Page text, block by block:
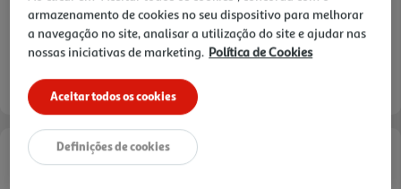
Características
armazenamento de cookies no seu dispositivo para melhorar
a navegação no site, analisar a utilização do site e ajudar nas
nossas iniciativas de marketing. Política de Cookies
Aceitar todos os cookies
Definições de cookies